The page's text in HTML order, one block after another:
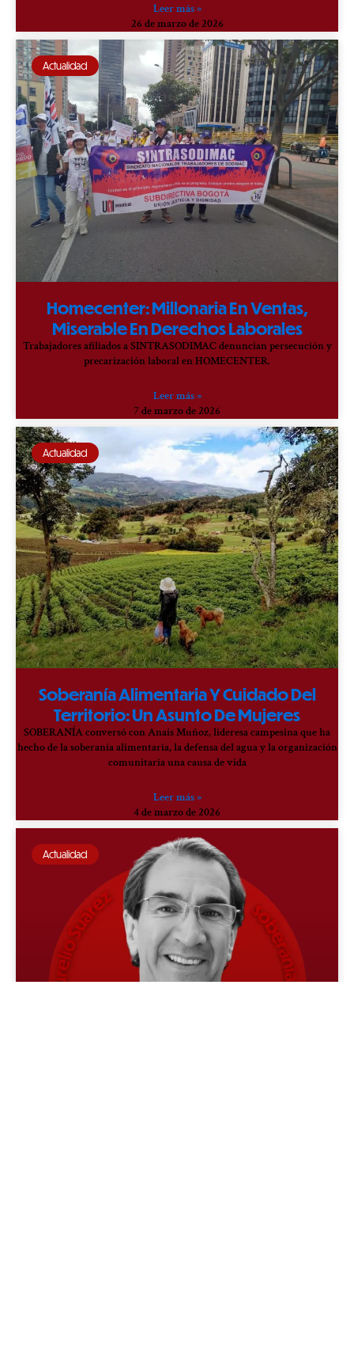
Leer más »
26 de marzo de 2026
Actualidad
Homecenter: Millonaria En Ventas,
Miserable En Derechos Laborales
Trabajadores afiliados a SINTRASODIMAC denuncian persecución y
precarización laboral en HOMECENTER.
Leer más »
7 de marzo de 2026
Actualidad
Soberanía Alimentaria Y Cuidado Del
Territorio: Un Asunto De Mujeres
SOBERANÍA conversó con Anaís Muñoz, lideresa campesina que ha
hecho de la soberanía alimentaria, la defensa del agua y la organización
comunitaria una causa de vida
Leer más »
4 de marzo de 2026
Actualidad